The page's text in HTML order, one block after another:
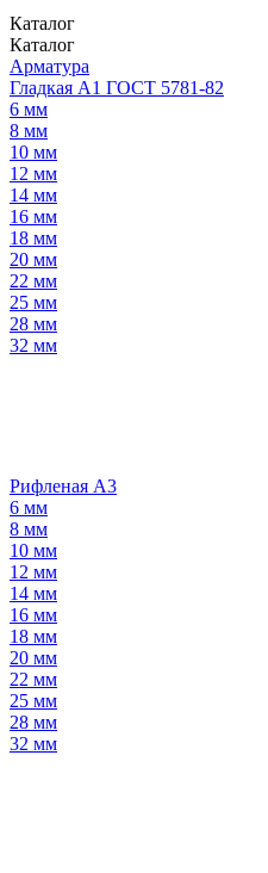
Каталог
Каталог
Арматура
Гладкая А1 ГОСТ 5781-82
6 мм
8 мм
10 мм
12 мм
14 мм
16 мм
18 мм
20 мм
22 мм
25 мм
28 мм
32 мм
Рифленая А3
6 мм
8 мм
10 мм
12 мм
14 мм
16 мм
18 мм
20 мм
22 мм
25 мм
28 мм
32 мм